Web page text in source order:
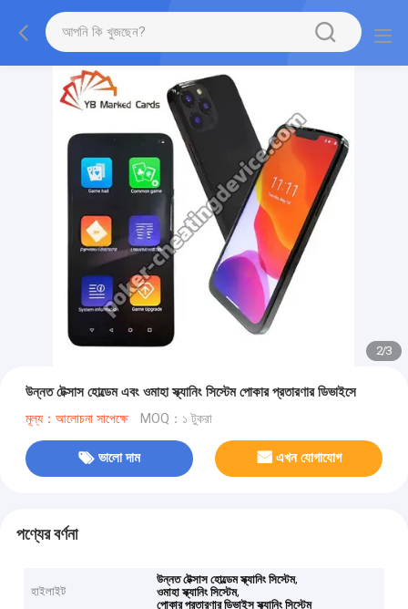
2/3
উন্নত টেক্সাস হোল্ডেম এবং ওমাহা স্ক্যানিং সিস্টেম পোকার প্রতারণার ডিভাইসে
মূল্য：আলোচনা সাপেক্ষে MOQ：১ টুকরা
ভালো দাম এখন যোগাযোগ
পণ্যের বর্ণনা
হাইলাইট
উন্নত টেক্সাস হোল্ডেম স্ক্যানিং সিস্টেম,
ওমাহা স্ক্যানিং সিস্টেম,
পোকার প্রতারণার ডিভাইস স্ক্যানিং সিস্টেম